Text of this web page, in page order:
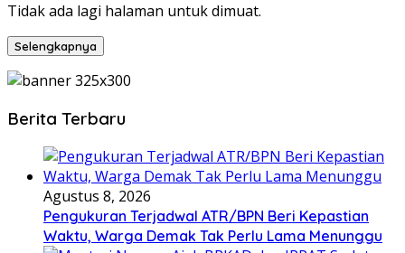
Tidak ada lagi halaman untuk dimuat.
Selengkapnya
Berita Terbaru
Agustus 8, 2026
Pengukuran Terjadwal ATR/BPN Beri Kepastian
Waktu, Warga Demak Tak Perlu Lama Menunggu